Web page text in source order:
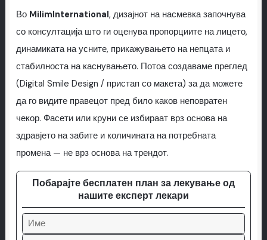
Во MilimInternational, дизајнот на насмевка започнува
со консултација што ги оценува пропорциите на лицето,
динамиката на усните, прикажувањето на непцата и
стабилноста на каснувањето. Потоа создаваме преглед
(Digital Smile Design / пристап со макета) за да можете
да го видите правецот пред било каков неповратен
чекор. Фасети или круни се избираат врз основа на
здравјето на забите и количината на потребната
промена — не врз основа на трендот.
Побарајте бесплатен план за лекување од
нашите експерт лекари